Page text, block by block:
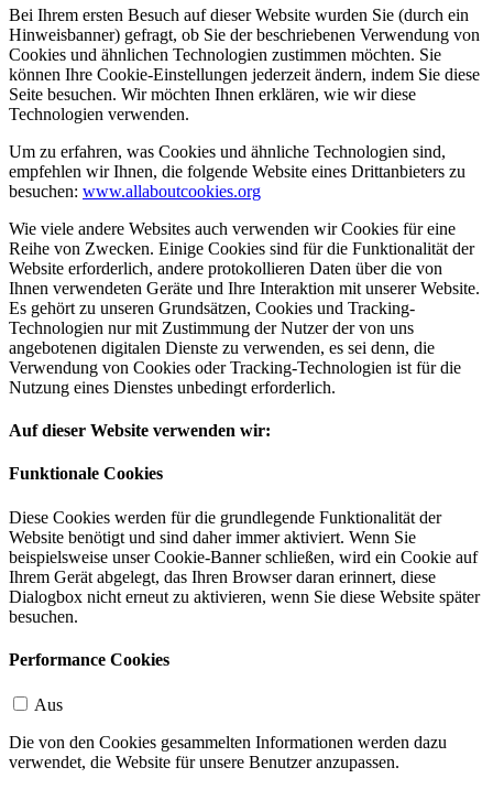
Bei Ihrem ersten Besuch auf dieser Website wurden Sie (durch ein
Hinweisbanner) gefragt, ob Sie der beschriebenen Verwendung von
Cookies und ähnlichen Technologien zustimmen möchten. Sie
können Ihre Cookie-Einstellungen jederzeit ändern, indem Sie diese
Seite besuchen. Wir möchten Ihnen erklären, wie wir diese
Technologien verwenden.
Um zu erfahren, was Cookies und ähnliche Technologien sind,
empfehlen wir Ihnen, die folgende Website eines Drittanbieters zu
besuchen: www.allaboutcookies.org
Wie viele andere Websites auch verwenden wir Cookies für eine
Reihe von Zwecken. Einige Cookies sind für die Funktionalität der
Website erforderlich, andere protokollieren Daten über die von
Ihnen verwendeten Geräte und Ihre Interaktion mit unserer Website.
Es gehört zu unseren Grundsätzen, Cookies und Tracking-
Technologien nur mit Zustimmung der Nutzer der von uns
angebotenen digitalen Dienste zu verwenden, es sei denn, die
Verwendung von Cookies oder Tracking-Technologien ist für die
Nutzung eines Dienstes unbedingt erforderlich.
Auf dieser Website verwenden wir:
Funktionale Cookies
Diese Cookies werden für die grundlegende Funktionalität der
Website benötigt und sind daher immer aktiviert. Wenn Sie
beispielsweise unser Cookie-Banner schließen, wird ein Cookie auf
Ihrem Gerät abgelegt, das Ihren Browser daran erinnert, diese
Dialogbox nicht erneut zu aktivieren, wenn Sie diese Website später
besuchen.
Performance Cookies
Aus
Die von den Cookies gesammelten Informationen werden dazu
verwendet, die Website für unsere Benutzer anzupassen.